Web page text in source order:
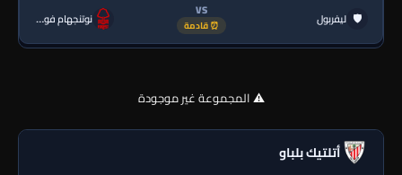
🛡 ليفربول VS
⏰ قادمة نوتنجهام فورست
⚠️ المجموعة غير موجودة
أتلتيك بلباو